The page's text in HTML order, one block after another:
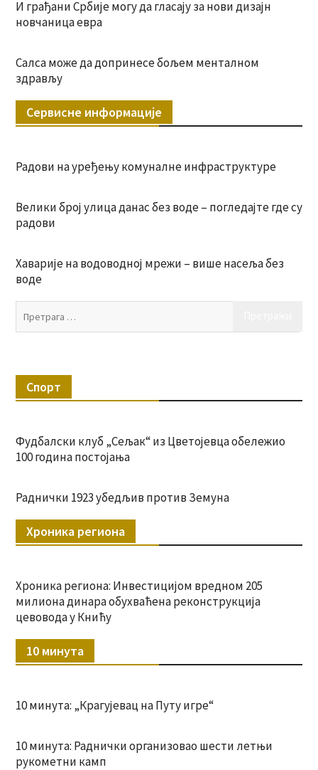
И грађани Србије могу да гласају за нови дизајн
новчаница евра
Салса може да допринесе бољем менталном
здрављу
Сервисне информације
Радови на уређењу комуналне инфраструктуре
Велики број улица данас без воде – погледајте где су
радови
Хаварије на водоводној мрежи – више насеља без
воде
Спорт
Фудбалски клуб „Сељак“ из Цветојевца обележио
100 година постојања
Раднички 1923 убедљив против Земуна
Хроника региона
Хроника региона: Инвестицијом вредном 205
милиона динара обухваћена реконструкција
цевовода у Книћу
10 минута
10 минута: „Крагујевац на Путу игре“
10 минута: Раднички организовао шести летњи
рукометни камп